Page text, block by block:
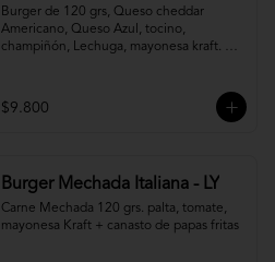
Burger de 120 grs, Queso cheddar
Americano, Queso Azul, tocino,
champiñón, Lechuga, mayonesa kraft. +
$9.800
Burger Mechada Italiana - LY
Carne Mechada 120 grs. palta, tomate,
mayonesa Kraft + canasto de papas fritas